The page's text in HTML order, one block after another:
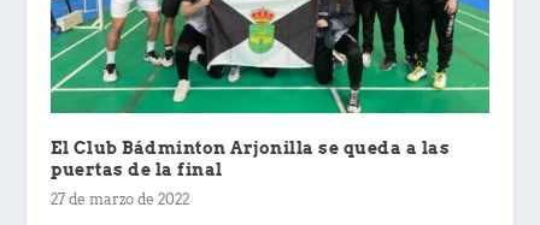
El Club Bádminton Arjonilla se queda a las
puertas de la final
27 de marzo de 2022